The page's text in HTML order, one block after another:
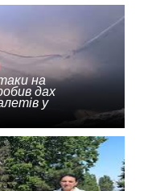
на
дах
у